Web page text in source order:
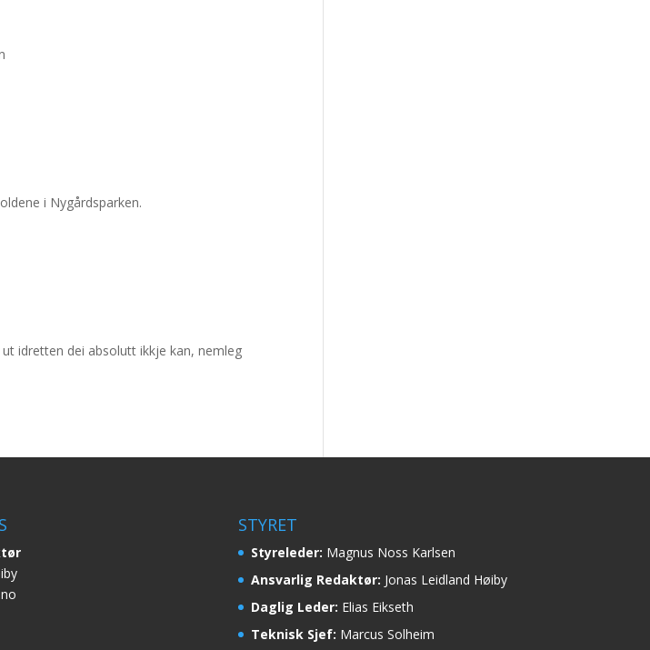
i Nygårdsparken.
idretten dei absolutt ikkje kan, nemleg
STYRET
Styreleder: Magnus Noss Karlsen
Ansvarlig Redaktør: Jonas Leidland Høiby
Daglig Leder: Elias Eikseth
Teknisk Sjef: Marcus Solheim